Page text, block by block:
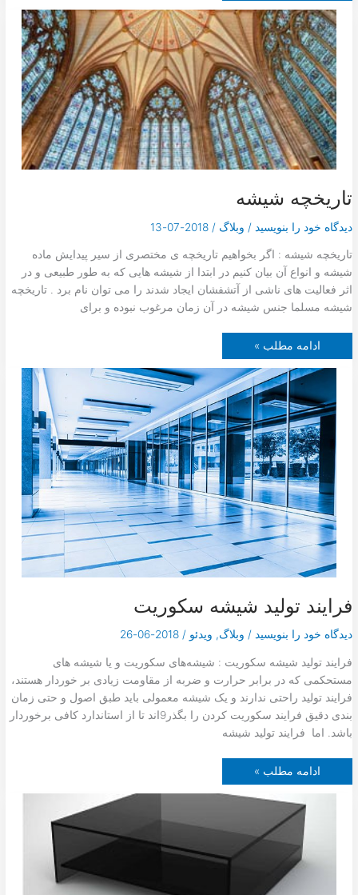
ز
ا
ن
م
ق
ا
و
م
ت
ش
ی
ش
ه
س
ک
و
ر
ت
تاریخچه شیشه
دیدگاه‌ خود را بنویسید / وبلاگ /
2018-07-13
تاریخچه شیشه : اگر بخواهیم تاریخچه ی مختصری از سیر پیدایش ماده
شیشه و انواع آن بیان کنیم در ابتدا از شیشه هایی که به طور طبیعی و در
اثر فعالیت های ناشی از آتشفشان ایجاد شدند را می توان نام برد . تاریخچه
شیشه مسلما جنس شیشه در آن زمان مرغوب نبوده و برای
ت
ر
ی
چ
ه
ش
ی
ش
ه
ادامه مطلب »
فرایند تولید شیشه سکوریت
دیدگاه‌ خود را بنویسید / وبلاگ, ویدئو /
2018-06-26
فرایند تولید شیشه سکوریت : شیشه‌های سکوریت و یا شیشه های
مستحکمی که در برابر حرارت و ضربه از مقاومت زیادی بر خوردار هستند،
فرایند تولید راحتی ندارند و یک شیشه معمولی باید طبق اصول و حتی زمان
بندی دقیق فرایند سکوریت کردن را بگذر9اند تا از استاندارد کافی برخوردار
باشد. اما فرایند تولید شیشه
ف
ادامه مطلب »